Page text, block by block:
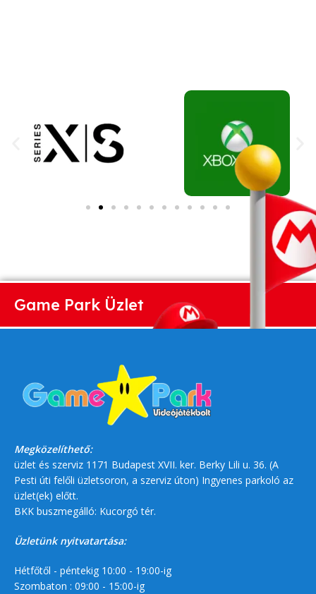
Game Park Üzlet
Megközelíthető:
üzlet és szerviz 1171 Budapest XVII. ker. Berky Lili u. 36. (A
Pesti úti felőli üzletsoron, a szerviz úton) Ingyenes parkoló az
üzlet(ek) előtt.
BKK buszmegálló: Kucorgó tér.
Üzletünk nyitvatartása:
Hétfőtől - péntekig 10:00 - 19:00-ig
Szombaton : 09:00 - 15:00-ig